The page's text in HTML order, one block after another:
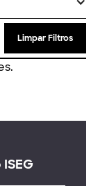
Limpar Filtros